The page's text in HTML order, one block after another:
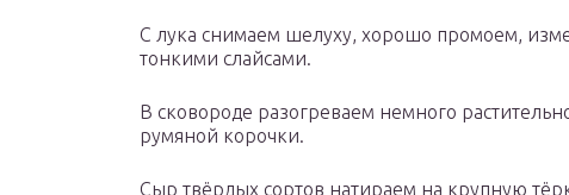
С лука снимаем шелуху, хорошо промоем,
тонкими слайсами.
В сковороде разогреваем немного
румяной корочки.
Сыр твёрдых сортов натираем на крупную